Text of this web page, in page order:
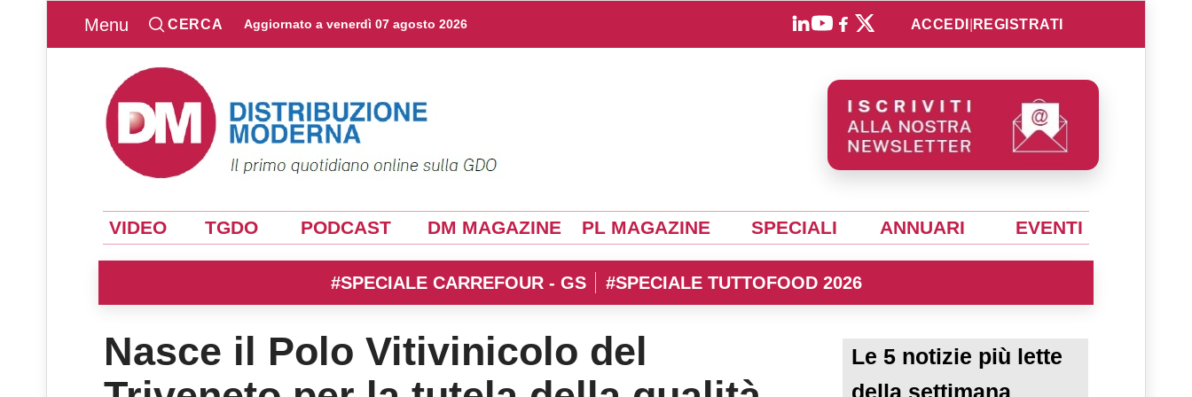
Menu CERCA Aggiornato a venerdì 07 agosto 2026 ACCEDI REGISTRATI
VIDEO TGDO PODCAST DM MAGAZINE PL MAGAZINE SPECIALI ANNUARI EVENTI
#SPECIALE CARREFOUR - GS #SPECIALE TUTTOFOOD 2026
Nasce il Polo Vitivinicolo del
Le 5 notizie più lette
della settimana